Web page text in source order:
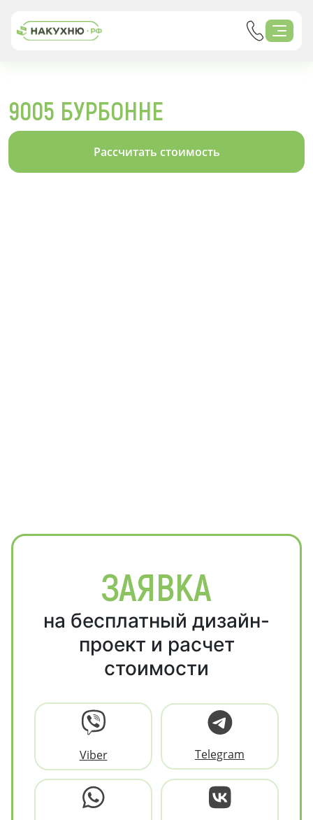
9005 БУРБОННЕ
Рассчитать стоимость
ЗАЯВКА
на бесплатный дизайн-
проект и расчет
стоимости
Viber Telegram